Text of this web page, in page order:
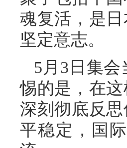
魂复活，是
坚定意志。
5月3日集
惕的是，在
深刻彻底反
平稳定，国